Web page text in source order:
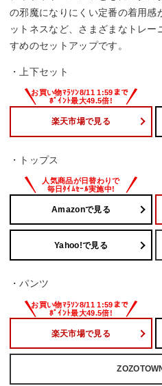
の邪魔になりにくい定番の着用感
ットネスなど、さまざまなトレ
すめのセットアップです。
・上下セット
楽天市場で見る
・トップス
Amazonで見る
Yahoo!で見る
・パンツ
楽天市場で見る